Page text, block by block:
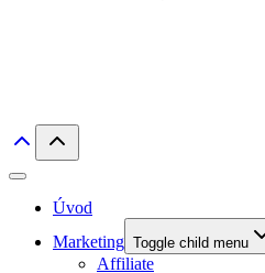
Úvod
Marketing Toggle child menu
Affiliate